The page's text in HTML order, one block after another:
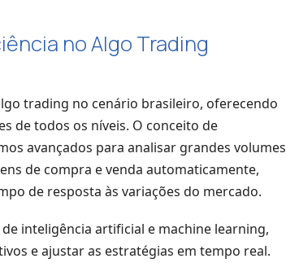
no Algo Trading
trading no cenário brasileiro, oferecendo
de todos os níveis. O conceito de
avançados para analisar grandes volumes
de compra e venda automaticamente,
de resposta às variações do mercado.
inteligência artificial e machine learning,
e ajustar as estratégias em tempo real.